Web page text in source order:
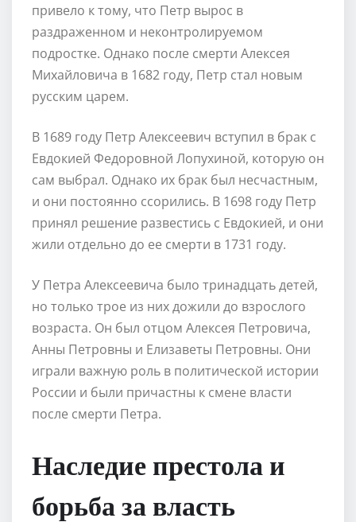
привело к тому, что Петр вырос в
раздраженном и неконтролируемом
подростке. Однако после смерти Алексея
Михайловича в 1682 году, Петр стал новым
русским царем.
В 1689 году Петр Алексеевич вступил в брак с
Евдокией Федоровной Лопухиной, которую он
сам выбрал. Однако их брак был несчастным,
и они постоянно ссорились. В 1698 году Петр
принял решение развестись с Евдокией, и они
жили отдельно до ее смерти в 1731 году.
У Петра Алексеевича было тринадцать детей,
но только трое из них дожили до взрослого
возраста. Он был отцом Алексея Петровича,
Анны Петровны и Елизаветы Петровны. Они
играли важную роль в политической истории
России и были причастны к смене власти
после смерти Петра.
Наследие престола и
борьба за власть